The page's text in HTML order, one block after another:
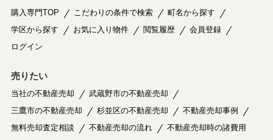
購入専門TOP こだわりの条件で検索
町名から探す
学区から探す
お気に入り物件 閲覧履歴
会員登録
ログイン
売りたい
当社の不動産売却
武蔵野市の不動産売却
三鷹市の不動産売却
杉並区の不動産売却
不動産売却事例
無料売却査定相談
不動産売却の流れ 不動産売却時の諸費用